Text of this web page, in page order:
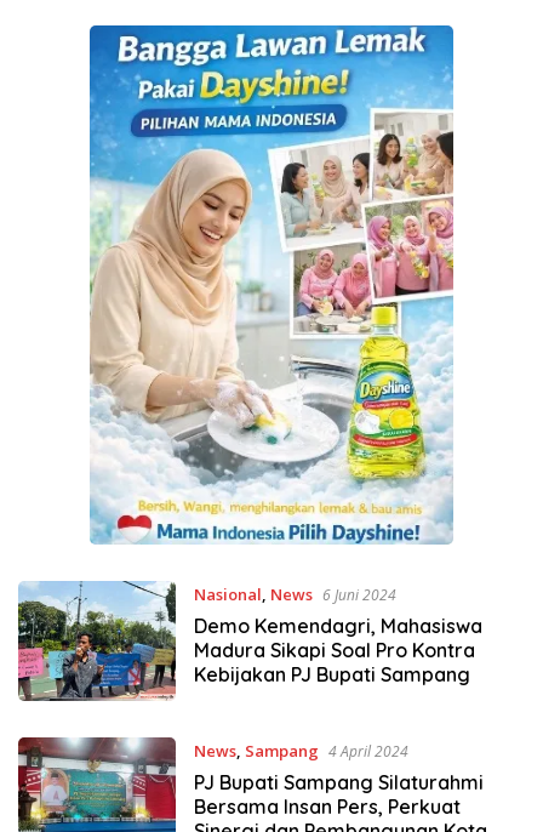
Nasional, News 6 Juni 2024
Demo Kemendagri, Mahasiswa
Madura Sikapi Soal Pro Kontra
Kebijakan PJ Bupati Sampang
News, Sampang 4 April 2024
PJ Bupati Sampang Silaturahmi
Bersama Insan Pers, Perkuat